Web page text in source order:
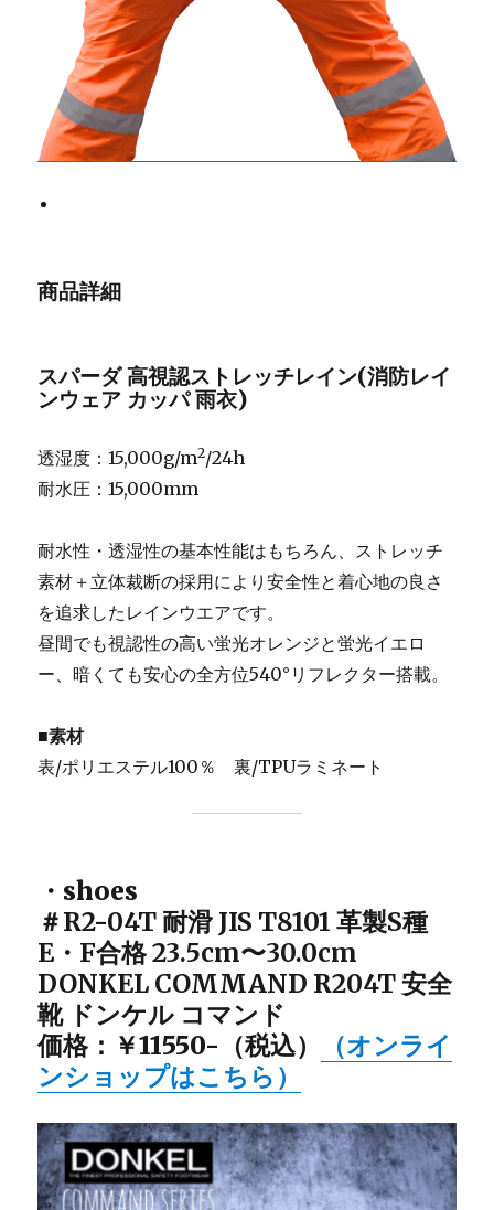
商品詳細
スパーダ 高視認ストレッチレイン(消防レイ
ンウェア カッパ 雨衣)
透湿度：15,000g/m2/24h
耐水圧：15,000mm
耐水性・透湿性の基本性能はもちろん、ストレッチ
素材＋立体裁断の採用により安全性と着心地の良さ
を追求したレインウエアです。
昼間でも視認性の高い蛍光オレンジと蛍光イエロ
ー、暗くても安心の全方位540°リフレクター搭載。
■素材
表/ポリエステル100％ 裏/TPUラミネート
・shoes
＃R2-04T 耐滑 JIS T8101 革製S種
E・F合格 23.5cm〜30.0cm
DONKEL COMMAND R204T安全
靴 ドンケル コマンド
価格：￥11550-（税込）
（オンライ
ンショップはこちら）